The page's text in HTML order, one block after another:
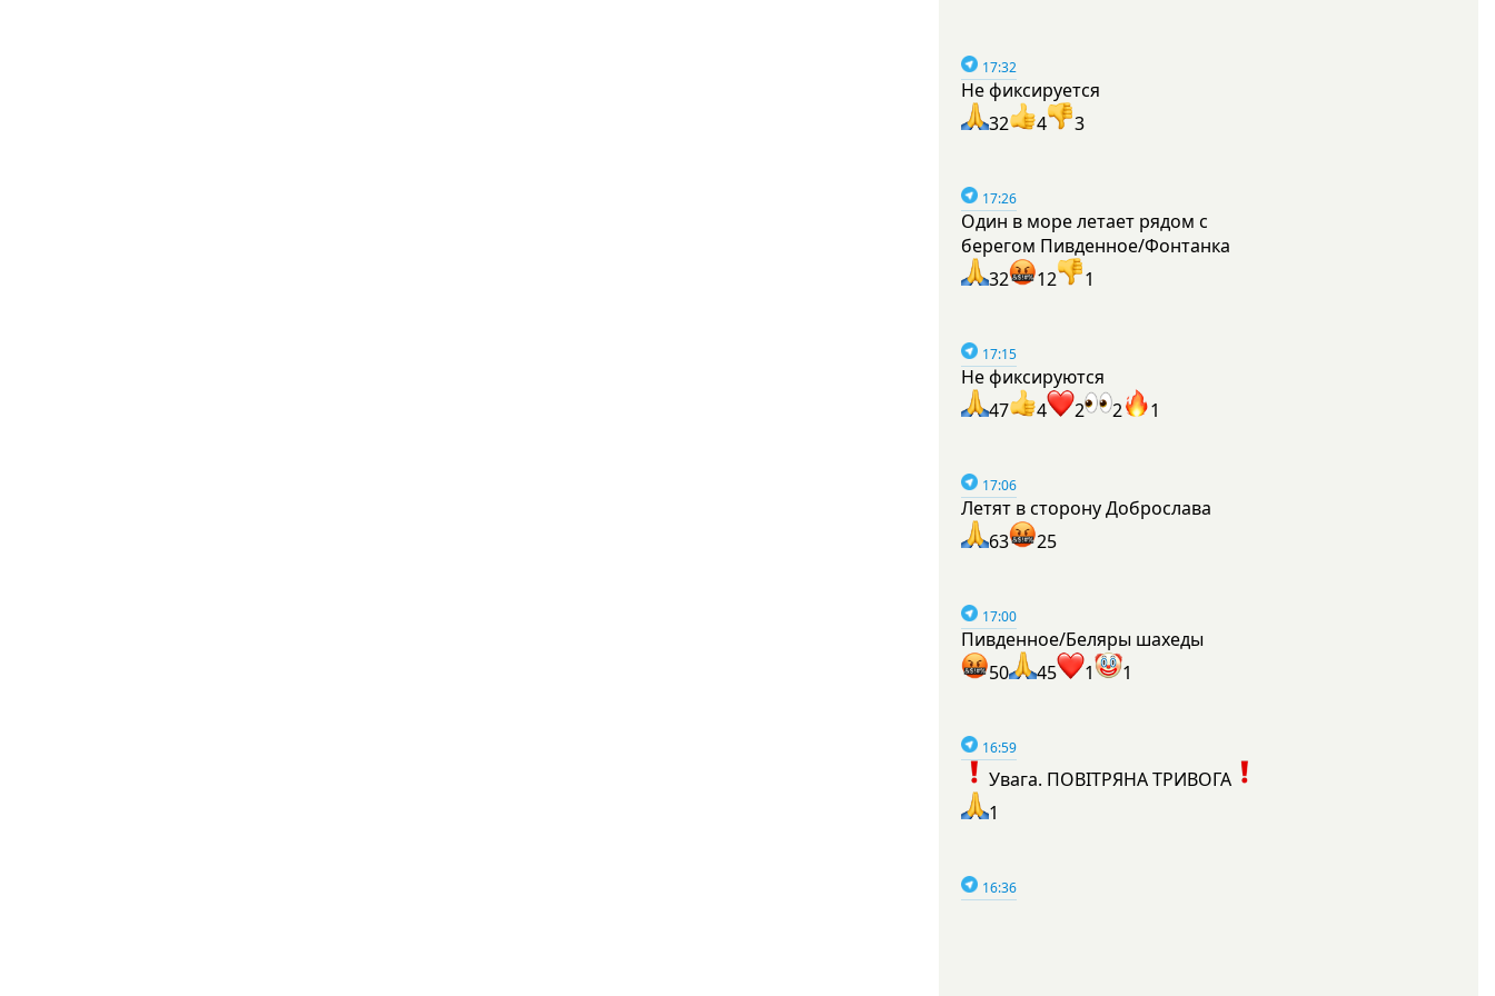
17:32
Не фиксируется
32
4 3
17:26
Один в море летает рядом с
берегом Пивденное/Фонтанка
32
12 1
17:15
Не фиксируются
47
4 2 2 1
17:06
Летят в сторону Доброслава
63
25
17:00
Пивденное/Беляры шахеды
50
45 1 1
16:59
Увага. ПОВІТРЯНА ТРИВОГА
1
16:36